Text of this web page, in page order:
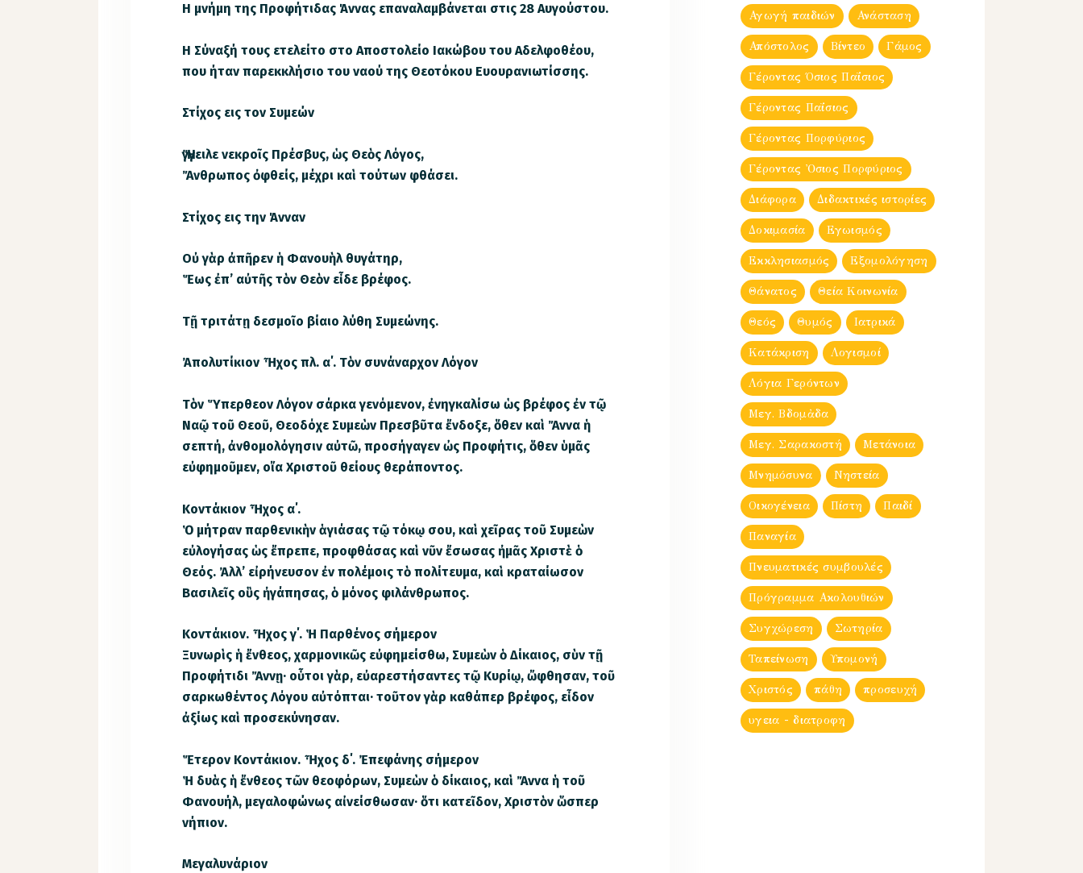
Η μνήμη της Προφήτιδας Άννας επαναλαμβάνεται στις 28 Αυγούστου.
Η Σύναξή τους ετελείτο στο Αποστολείο Ιακώβου του Αδελφοθέου,
που ήταν παρεκκλήσιο του ναού της Θεοτόκου Ευουρανιωτίσσης.
Στίχος εις τον Συμεών
Ἤγγειλε νεκροῖς Πρέσβυς, ὡς Θεὸς Λόγος,
Ἄνθρωπος ὀφθείς, μέχρι καὶ τούτων φθάσει.
Στίχος εις την Άνναν
Οὐ γὰρ ἀπῆρεν ἡ Φανουὴλ θυγάτηρ,
Ἕως ἐπ’ αὐτῆς τὸν Θεὸν εἶδε βρέφος.
Τῇ τριτάτῃ δεσμοῖο βίαιο λύθη Συμεώνης.
Ἀπολυτίκιον Ἦχος πλ. α΄. Τὸν συνάναρχον Λόγον
Τὸν Ὕπερθεον Λόγον σάρκα γενόμενον, ἐνηγκαλίσω ὡς βρέφος ἐν τῷ
Ναῷ τοῦ Θεοῦ, Θεοδόχε Συμεὼν Πρεσβῦτα ἔνδοξε, ὅθεν καὶ Ἄννα ἡ
σεπτή, ἀνθομολόγησιν αὐτῶ, προσήγαγεν ὠς Προφήτις, ὅθεν ὑμᾶς
εὐφημοῦμεν, οἴα Χριστοῦ θείους θεράποντος.
Κοντάκιον Ἦχος α΄.
Ὁ μήτραν παρθενικὴν ἁγιάσας τῷ τόκῳ σου, καὶ χεῖρας τοῦ Συμεὼν
εὐλογήσας ὡς ἔπρεπε, προφθάσας καὶ νῦν ἔσωσας ἠμᾶς Χριστὲ ὁ
Θεός. Ἀλλ’ εἰρήνευσον ἐν πολέμοις τὸ πολίτευμα, καὶ κραταίωσον
Βασιλεῖς οὓς ἠγάπησας, ὁ μόνος φιλάνθρωπος.
Κοντάκιον. Ἦχος γ΄. Ἡ Παρθένος σήμερον
Ξυνωρὶς ἡ ἔνθεος, χαρμονικῶς εὐφημείσθω, Συμεὼν ὁ Δίκαιος, σὺν τῇ
Προφήτιδι Ἄννῃ· οὗτοι γὰρ, εὐαρεστήσαντες τῷ Κυρίῳ, ὤφθησαν, τοῦ
σαρκωθέντος Λόγου αὐτόπται· τοῦτον γὰρ καθάπερ βρέφος, εἶδον
ἀξίως καὶ προσεκύνησαν.
Ἕτερον Κοντάκιον. Ἦχος δ΄. Ἐπεφάνης σήμερον
Ἡ δυὰς ἡ ἔνθεος τῶν θεοφόρων, Συμεὼν ὁ δίκαιος, καὶ Ἄννα ἡ τοῦ
Φανουήλ, μεγαλοφώνως αἰνείσθωσαν· ὅτι κατεῖδον, Χριστὸν ὥσπερ
νήπιον.
Μεγαλυνάριον
Αγωγή παιδιών Ανάσταση
Απόστολος Βίντεο Γάμος
Γέροντας Όσιος Παΐσιος
Γέροντας Παΐσιος
Γέροντας Πορφύριος
Γέροντας Ὀσιος Πορφύριος
Διάφορα Διδακτικές ιστορίες
Δοκιμασία Εγωισμός
Εκκλησιασμός Εξομολόγηση
Θάνατος Θεία Κοινωνία
Θεός Θυμός Ιατρικά
Κατάκριση Λογισμοί
Λόγια Γερόντων
Μεγ. Βδομἀδα
Μεγ. Σαρακοστή Μετάνοια
Μνημόσυνα Νηστεία
Οικογένεια Πίστη Παιδί
Παναγία
Πνευματικές συμβουλές
Πρόγραμμα Ακολουθιών
Συγχώρεση Σωτηρία
Ταπείνωση Υπομονή
Χριστός πάθη προσευχή
υγεια - διατροφη